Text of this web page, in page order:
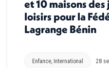
et 10 maisons
loisirs pour la
Lagrange Bénin
Enfance, International 28